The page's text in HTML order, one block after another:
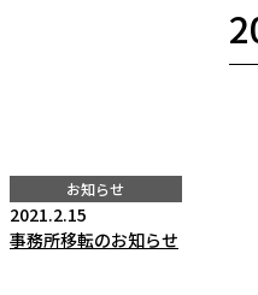
お知らせ
2021.2.15
事務所移転のお知らせ